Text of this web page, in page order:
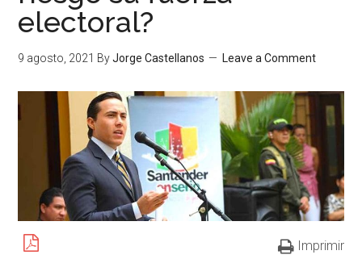
electoral?
9 agosto, 2021 ByJorge Castellanos Leave a Comment
Imprimir